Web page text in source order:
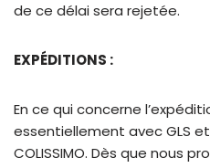
de ce délai sera rejetée.
EXPÉDITIONS :
En ce qui concerne
essentiellement avec GLS et
COLISSIMO. Dès que nous